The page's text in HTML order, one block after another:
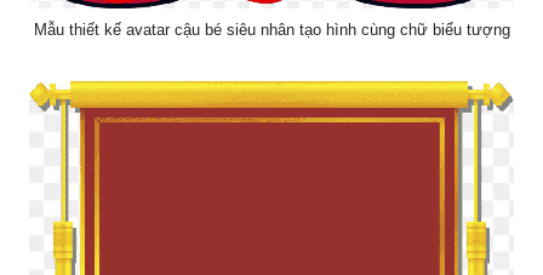
Mẫu thiết kế avatar cậu bé siêu nhân tạo hình cùng chữ biểu tượng